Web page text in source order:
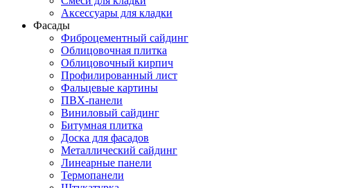
Аксессуары для кладки
Фасады
Фиброцементный сайдинг
Облицовочная плитка
Облицовочный кирпич
Профилированный лист
Фальцевые картины
ПВХ-панели
Виниловый сайдинг
Битумная плитка
Доска для фасадов
Металлический сайдинг
Линеарные панели
Термопанели